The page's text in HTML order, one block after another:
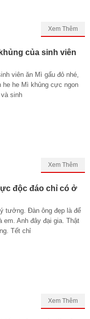
Xem Thêm
của sinh viên
viên ăn Mì gấu đỏ nhé,
he he Mì khủng cực ngon
sinh
Xem Thêm
độc đáo chỉ có ở
tưởng. Đàn ông đẹp là để
em. Anh đây đại gia. Thật
Tết chỉ
Xem Thêm